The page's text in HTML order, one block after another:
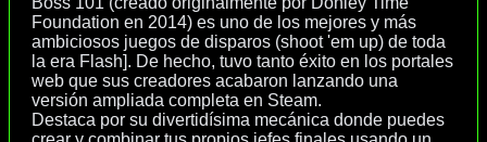
Foundation en 2014) es uno de los mejores y más
ambiciosos juegos de disparos (shoot 'em up) de toda
la era Flash]. De hecho, tuvo tanto éxito en los portales
web que sus creadores acabaron lanzando una
versión ampliada completa en Steam.
Destaca por su divertidísima mecánica donde puedes